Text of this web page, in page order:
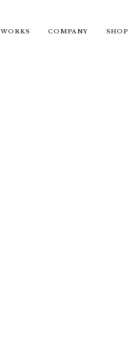
WORKS COMPANY SHOP